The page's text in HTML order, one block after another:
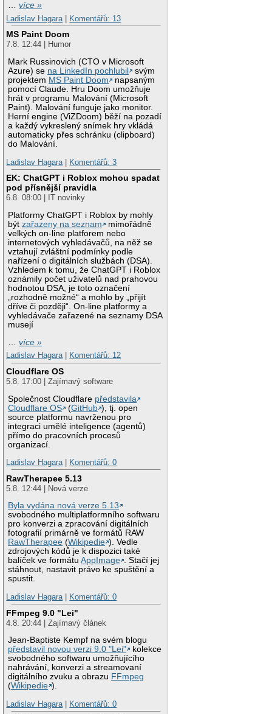
…více »
Ladislav Hagara
Komentářů: 13
MS Paint Doom
7.8. 12:44 | Humor
Mark Russinovich (CTO v Microsoft
Azure) se na LinkedIn pochlubil
svým
projektem MS Paint Doom
napsaným
pomocí Claude. Hru Doom umožňuje
hrát v programu Malování (Microsoft
Paint). Malování funguje jako monitor.
Herní engine (ViZDoom) běží na pozadí
a každý vykreslený snímek hry vkládá
automaticky přes schránku (clipboard)
do Malování.
Ladislav Hagara
Komentářů: 3
EK: ChatGPT i Roblox mohou spadat
pod přísnější pravidla
6.8. 08:00 | IT novinky
Platformy ChatGPT i Roblox by mohly
býtzařazeny na seznam
mimořádně
velkých on-line platforem nebo
internetových vyhledávačů, na něž se
vztahují zvláštní podmínky podle
nařízení o digitálních službách (DSA).
Vzhledem k tomu, že ChatGPT i Roblox
oznámily počet uživatelů nad prahovou
hodnotou DSA, je toto označení
„rozhodně možné“ a mohlo by „přijít
dříve či později“. On-line platformy a
vyhledávače zařazené na seznamy DSA
musejí
…více »
Ladislav Hagara| Komentářů: 12
Cloudflare OS
5.8. 17:00 | Zajímavý software
Společnost Cloudflare představila
Cloudflare OS
(GitHub ), tj. open
source platformu navrženou pro
integraci umělé inteligence (agentů)
přímo do pracovních procesů
organizací.
Ladislav Hagara| Komentářů: 0
RawTherapee 5.13
5.8. 12:44 | Nová verze
Byla vydána nová verze 5.13
svobodného multiplatformního softwaru
pro konverzi a zpracování digitálních
fotografií primárně ve formátů RAW
RawTherapee (Wikipedie ). Vedle
zdrojových kódů je k dispozici také
balíček ve formátuAppImage . Stačí jej
stáhnout, nastavit právo ke spuštění a
spustit.
Ladislav Hagara| Komentářů: 0
FFmpeg 9.0 "Lei"
4.8. 20:44 | Zajímavý článek
Jean-Baptiste Kempf na svém blogu
představil novou verzi 9.0 "Lei"
kolekce
svobodného softwaru umožňujícího
nahrávání, konverzi a streamovaní
digitálního zvuku a obrazu FFmpeg
(Wikipedie ).
Ladislav Hagara| Komentářů: 0